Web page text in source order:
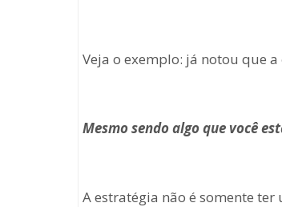
Veja o exemplo: já notou que
Mesmo sendo algo que você
A estratégia não é somente ter